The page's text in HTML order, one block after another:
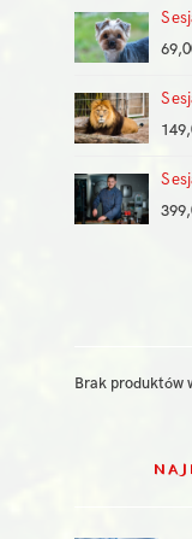
Brak produktów